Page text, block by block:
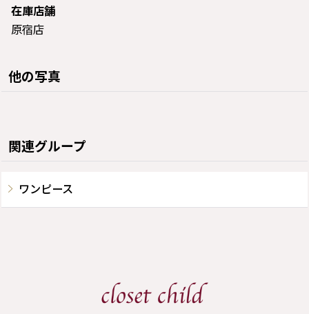
在庫店舗
原宿店
他の写真
関連グループ
ワンピース